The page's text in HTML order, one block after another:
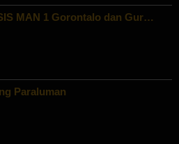
MAN 1 Gorontalo dan Gur…
Paraluman